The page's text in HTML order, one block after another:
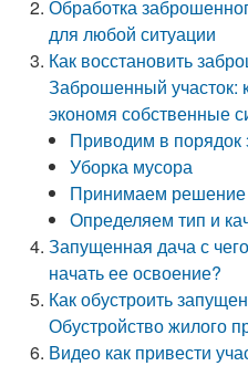
Обработка
для любой ситуации
Как восстановить
Заброшенный участок:
экономя собственные
Приводим в порядок
Уборка мусора
Принимаем решение
Определяем тип и
Запущенная дача с
начать ее освоение?
Как обустроить
Обустройство жилого
Видео как привести